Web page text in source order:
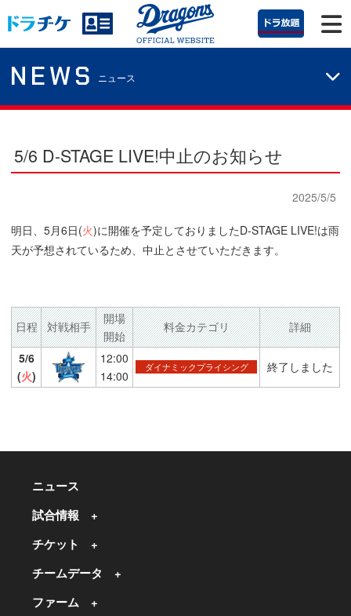
NEWS ニュース
5/6 D-STAGE LIVE!中止のお知らせ
2025/5/5
明日、5月6日(火)に開催を予定しておりましたD-STAGE LIVE!は雨
天が予想されているため、中止とさせていただきます。
日程 対戦相手
開場
開始
料金カテゴリ
詳細
5/6
(火)
12:00
14:00
ダイナミックプライシング 終了しました
ニュース
試合情報
チケット
チームデータ
ファーム